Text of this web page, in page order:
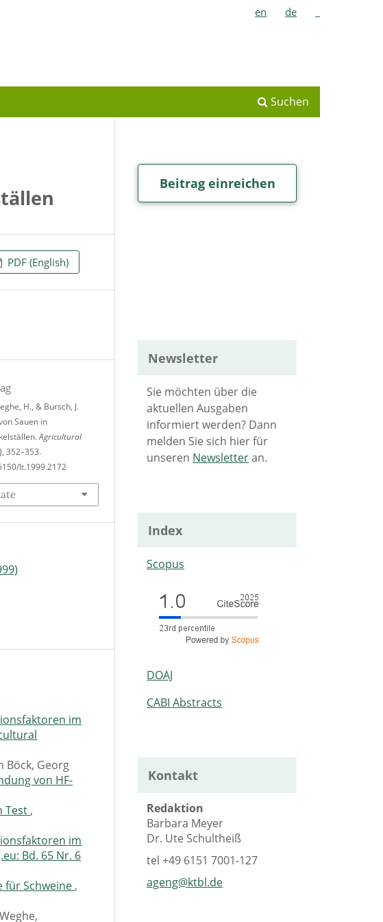
Suchen
en de
PDF (English)
H., & Bursch, J.
Sauen in
Agricultural
352–353.
lt.1999.2172
im
Böck, Georg
von HF-
Test ,
im
Bd. 65 Nr. 6
für Schweine ,
Beitrag einreichen
Newsletter
Sie möchten über die
aktuellen Ausgaben
informiert werden? Dann
melden Sie sich hier für
unseren Newsletteran.
Index
Scopus
DOAJ
CABI Abstracts
Kontakt
Redaktion
Barbara Meyer
Dr. Ute Schultheiß
tel+49 6151 7001-127
ageng@ktbl.de